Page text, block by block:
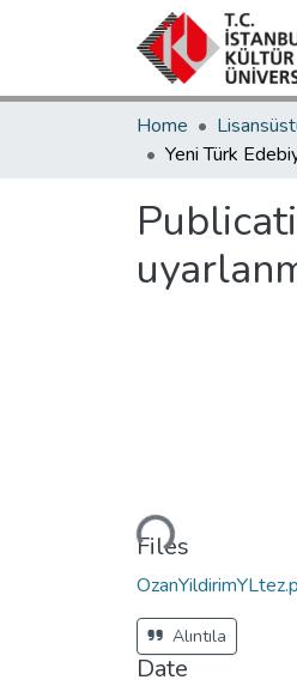
Home
Loading...
Files
Alıntıla
Date